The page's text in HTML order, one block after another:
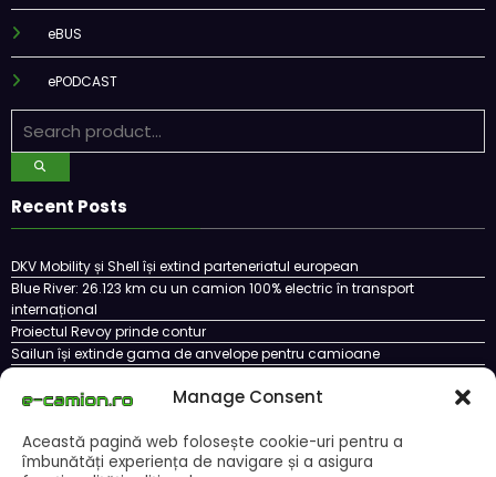
Manage Consent
Această pagină web folosește cookie-uri pentru a
îmbunătăți experiența de navigare și a asigura
eBUS
ePODCAST
Recent Posts
DKV Mobility și Shell își extind parteneriatul european
Blue River: 26.123 km cu un camion 100% electric în transport
internațional
Proiectul Revoy prinde contur
Sailun își extinde gama de anvelope pentru camioane
Cookie Policy (EU) Ce este un cookie si cum se poate dezactiva